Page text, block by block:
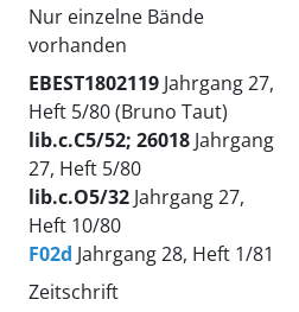
Nur einzelne Bände
vorhanden
EBEST1802119 Jahrgang 27,
Heft 5/80 (Bruno Taut)
lib.c.C5/52; 26018 Jahrgang
27, Heft 5/80
lib.c.O5/32 Jahrgang 27,
Heft 10/80
F02d Jahrgang 28, Heft 1/81
Zeitschrift